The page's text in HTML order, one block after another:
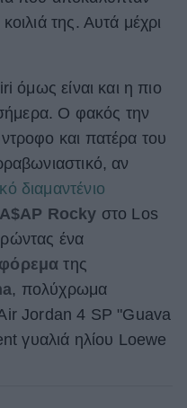
της. Αυτά μέχρι
όμως είναι και η πιο
Ο φακός την
και πατέρα του
αν
διαμαντένιο
A$AP Rocky στο Los
ένα
φόρεματης
, πολύχρωμα
Jordan 4 SP "Guava
γυαλιά ηλίου Loewe